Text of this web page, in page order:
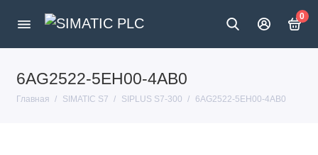
0
6AG2522-5EH00-4AB0
Главная SIMATIC S7 SIPLUS S7-300 6AG2522-5EH00-4AB0